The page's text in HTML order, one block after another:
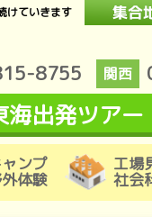
けていきます
8755 関西
海出発ツアー
ンプ
体験
工場
社会